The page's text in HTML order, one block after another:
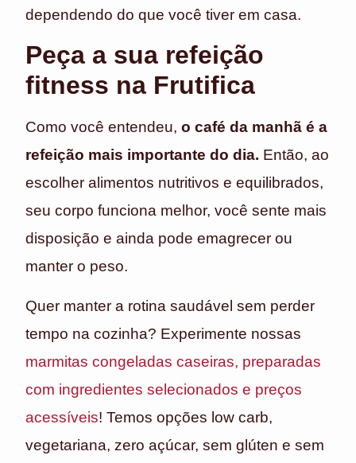
dependendo do que você tiver em casa.
Peça a sua refeição
fitness na Frutifica
Como você entendeu, o café da manhã é a
refeição mais importante do dia. Então, ao
escolher alimentos nutritivos e equilibrados,
seu corpo funciona melhor, você sente mais
disposição e ainda pode emagrecer ou
manter o peso.
Quer manter a rotina saudável sem perder
tempo na cozinha? Experimente nossas
marmitas congeladas caseiras, preparadas
com ingredientes selecionados e preços
acessíveis! Temos opções low carb,
vegetariana, zero açúcar, sem glúten e sem